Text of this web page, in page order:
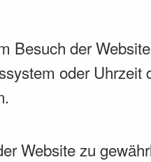
Besuch der
oder
Website zu